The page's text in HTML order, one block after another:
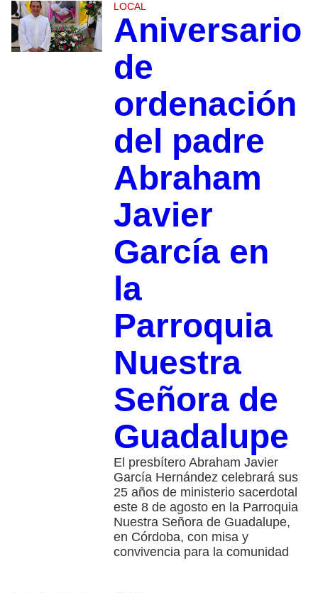
LOCAL
Aniversario
de
ordenación
del padre
Abraham
Javier
García en
la
Parroquia
Nuestra
Señora de
Guadalupe
El presbítero Abraham Javier
García Hernández celebrará sus
25 años de ministerio sacerdotal
este 8 de agosto en la Parroquia
Nuestra Señora de Guadalupe,
en Córdoba, con misa y
convivencia para la comunidad